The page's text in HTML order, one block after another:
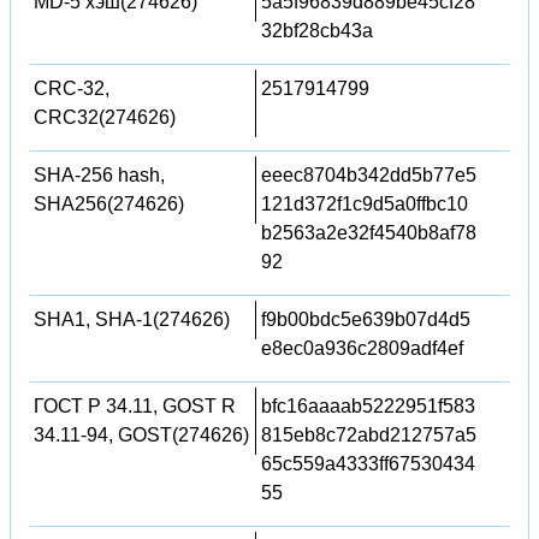
32bf28cb43a
CRC-32,
CRC32(274626)
2517914799
SHA-256 hash,
SHA256(274626)
eeec8704b342dd5b77e5
121d372f1c9d5a0ffbc10
b2563a2e32f4540b8af78
92
SHA1, SHA-1(274626)
f9b00bdc5e639b07d4d5
e8ec0a936c2809adf4ef
ГОСТ Р 34.11, GOST R
34.11-94, GOST(274626)
bfc16aaaab5222951f583
815eb8c72abd212757a5
65c559a4333ff67530434
55